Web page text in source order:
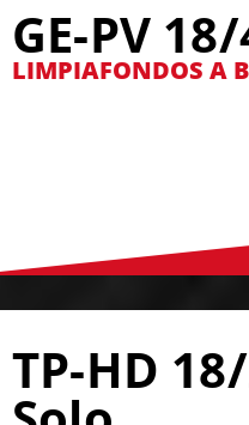
GE-PV
LIMPIAFONDOS A
TP-HD